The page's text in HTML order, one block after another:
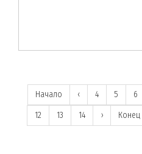
Начало ‹ 4 5 6
12
13 14 › Конец